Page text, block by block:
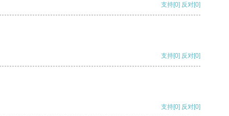
支持[0] 反对[0]
支持[0] 反对[0]
支持[0] 反对[0]